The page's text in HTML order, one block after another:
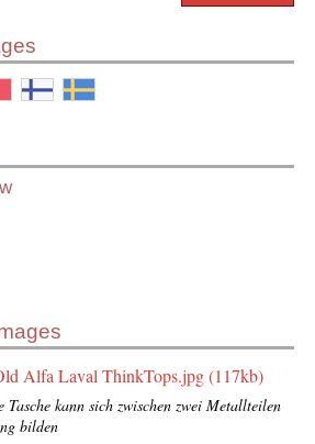
Alfa Laval ThinkTops.jpg (117kb)
Tasche kann sich zwischen zwei Metallteilen
bilden